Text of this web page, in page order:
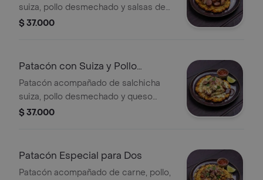
suiza, pollo desmechado y salsas de
la casa.
$ 37.000
Patacón con Suiza y Pollo
Gratinado
Patacón acompañado de salchicha
suiza, pollo desmechado y queso
gratinado.
$ 37.000
Patacón Especial para Dos
Patacón acompañado de carne, pollo,